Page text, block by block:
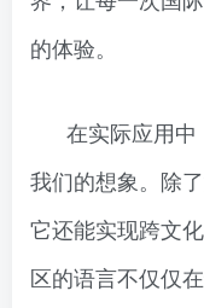
的体验。
在实际应用
我们的想象。除
它还能实现跨文
区的语言不仅仅